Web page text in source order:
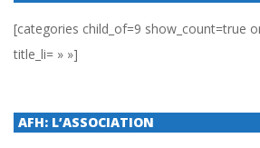
[categories child_of=9 show_count=true
title_li= » »]
AFH: L’ASSOCIATION